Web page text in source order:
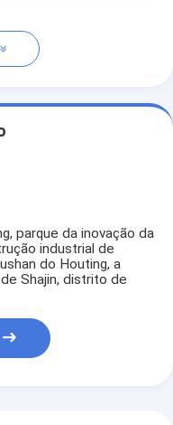
parque da inovação da
industrial de
do Houting, a
Shajin, distrito de